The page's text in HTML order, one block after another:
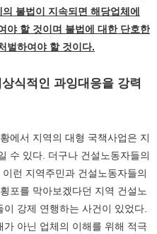
불법이 지속되면 해당업체에
야 할 것이며 불법에 대한 단호한
벌하여야 할 것이다.
식적인 과잉대응을 강력
에서 지역의 대형 국책사업은 지
수 있다. 더구나 건설노동자들의
런 지역주민과 건설노동자들의
포를 막아보겠다던 지역 건설노
강제 연행하는 사건이 있었다.
아닌 업체의 이해를 위해 적극